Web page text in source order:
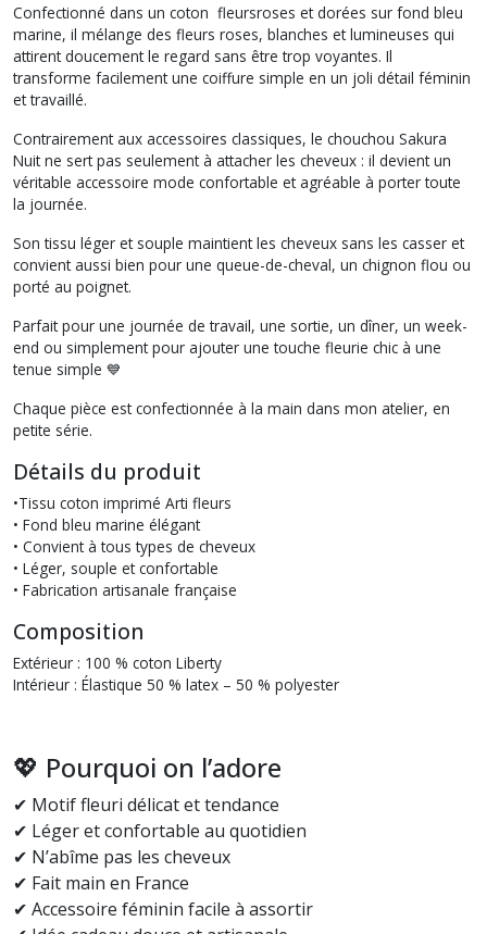
Confectionné dans un coton fleursroses et dorées sur fond bleu
marine, il mélange des fleurs roses, blanches et lumineuses qui
attirent doucement le regard sans être trop voyantes. Il
transforme facilement une coiffure simple en un joli détail féminin
et travaillé.
Contrairement aux accessoires classiques, le chouchou Sakura
Nuit ne sert pas seulement à attacher les cheveux : il devient un
véritable accessoire mode confortable et agréable à porter toute
la journée.
Son tissu léger et souple maintient les cheveux sans les casser et
convient aussi bien pour une queue-de-cheval, un chignon flou ou
porté au poignet.
Parfait pour une journée de travail, une sortie, un dîner, un week-
end ou simplement pour ajouter une touche fleurie chic à une
tenue simple 💙
Chaque pièce est confectionnée à la main dans mon atelier, en
petite série.
Détails du produit
•Tissu coton imprimé Arti fleurs
• Fond bleu marine élégant
• Convient à tous types de cheveux
• Léger, souple et confortable
• Fabrication artisanale française
Composition
Extérieur : 100 % coton Liberty
Intérieur : Élastique 50 % latex – 50 % polyester
💖 Pourquoi on l’adore
✔ Motif fleuri délicat et tendance
✔ Léger et confortable au quotidien
✔ N’abîme pas les cheveux
✔ Fait main en France
✔ Accessoire féminin facile à assortir